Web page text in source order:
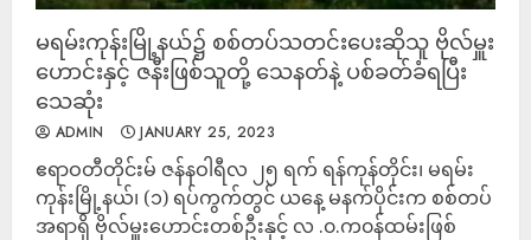
မရမ်းကုန်းမြို့နယ်၌ စစ်တပ်သတင်းပေးဆိုသူ ဗိုလ်မှူး
ဟောင်းနှင့် ဇနီးဖြစ်သူတို့ သေနတ်နဲ့ ပစ်ခတ်ခံရပြီး
သေဆုံး
ADMIN JANUARY 25, 2023
ဧရာဝတီတိုင်းမ် ဇန်နဝါရီလ ၂၅ ရက် ရန်ကုန်တိုင်း၊ မရမ်း
ကုန်းမြို့နယ်၊ (၁) ရပ်ကွက်တွင် ယနေ့ မနက်ပိုင်းက စစ်တပ်
အရာရှိ ဗိုလ်မှူးဟောင်းတစ်ဦးနှင့် လ .၀.က၀န်ထမ်းဖြစ်